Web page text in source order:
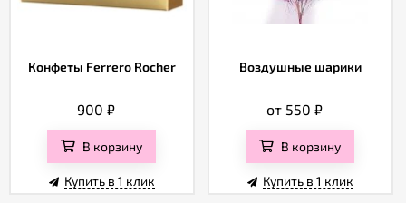
Конфеты Ferrero Rocher
900₽
В корзину
Купить в 1 клик
Воздушные шарики
от 550₽
В корзину
Купить в 1 клик